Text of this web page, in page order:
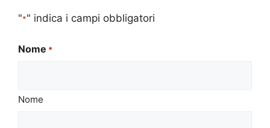
"*" indica i campi obbligatori
Nome *
Nome